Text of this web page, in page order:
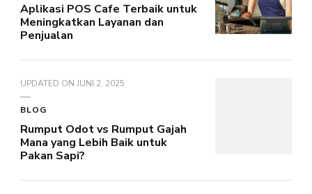
Aplikasi POS Cafe Terbaik untuk
Meningkatkan Layanan dan
Penjualan
UPDATED ON JUNI 2, 2025
BLOG
Rumput Odot vs Rumput Gajah
Mana yang Lebih Baik untuk
Pakan Sapi?